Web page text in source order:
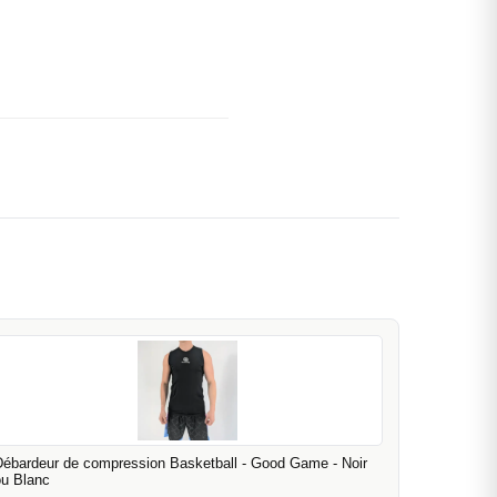
de compression Basketball - Good Game - Noir
Blanc